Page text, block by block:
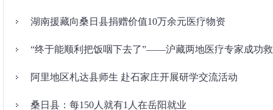
湖南援藏向桑日县捐赠价值10万余元医疗物资
“终于能顺利把饭咽下去了”——沪藏两地医疗专家成功
阿里地区札达县师生 赴石家庄开展研学交流活动
桑日县：每150人就有1人在岳阳就业